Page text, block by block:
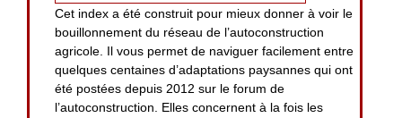
Cet index a été construit pour mieux donner à voir le
bouillonnement du réseau de l’autoconstruction
agricole. Il vous permet de naviguer facilement entre
quelques centaines d’adaptations paysannes qui ont
été postées depuis 2012 sur le forum de
l’autoconstruction. Elles concernent à la fois les